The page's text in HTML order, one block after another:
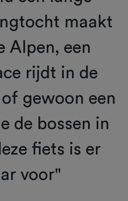
maakt
Alpen, een
rijdt in de
gewoon een
de bossen in
fiets is er
voor"